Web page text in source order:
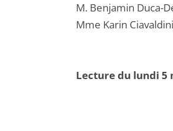
M. Benjamin Duca-
Mme Karin
Lecture du lundi 5